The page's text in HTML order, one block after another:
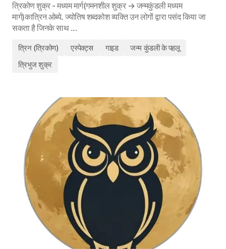
त्रिकोण शुक्र - मध्यम मार्ग(गमनशील शुक्र → जन्मकुंडली मध्यम
मार्ग)कात्रिन ओब्ये. ज्योतिष शब्दकोश व्यक्ति उन लोगों द्वारा पसंद किया जा
सकता है जिनके साथ ...
त्रिन (त्रिकोण) एस्पेक्ट्स गाइड
जन्म कुंडली के पहलू
त्रिभुज शुक्र